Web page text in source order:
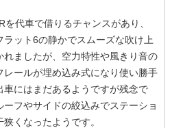
代車で借りるチャンスがあり、
ット6の静かでスムーズな吹け上
ましたが、空力特性や風きり音の
ールが埋め込み式になり使い勝手
にはまだあるようですが残念で
フやサイドの絞込みでステーショ
くなったようです。